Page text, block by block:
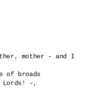
mother - and I
of broads
Lords! -,